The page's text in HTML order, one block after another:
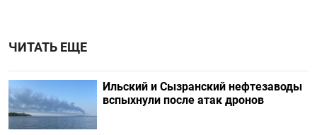
ЧИТАТЬ ЕЩЕ
Ильский и Сызранский нефтезаводы
вспыхнули после атак дронов